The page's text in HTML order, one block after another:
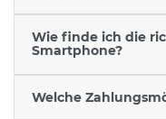
Wie finde ich die
Smartphone?
Welche